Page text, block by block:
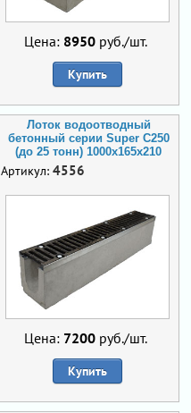
Цена: 8950руб./шт.
Купить
Лоток водоотводный
бетонный серии Super С250
(до 25 тонн) 1000x165x210
Артикул: 4556
Цена: 7200руб./шт.
Купить